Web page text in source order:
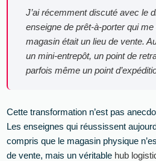
J’ai récemment discuté avec le
enseigne de prêt-à-porter qui
magasin était un lieu de vente.
un mini-entrepôt, un point de
parfois même un point
Cette transformation n’est pas
Les enseignes qui réussissent
compris que le magasin physique
de vente, mais un véritable hub